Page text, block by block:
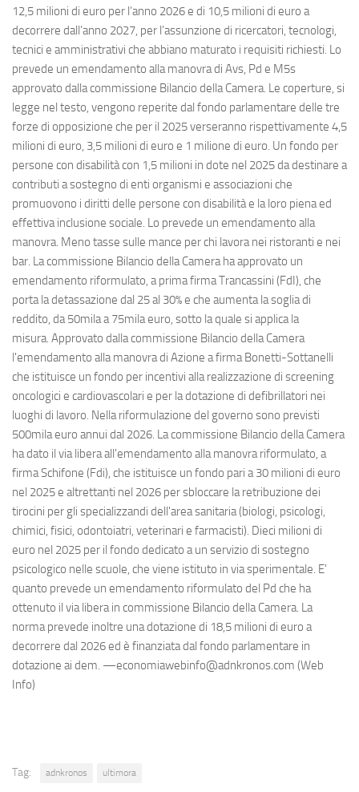
12,5 milioni di euro per l’anno 2026 e di 10,5 milioni di euro a
decorrere dall’anno 2027, per l’assunzione di ricercatori, tecnologi,
tecnici e amministrativi che abbiano maturato i requisiti richiesti. Lo
prevede un emendamento alla manovra di Avs, Pd e M5s
approvato dalla commissione Bilancio della Camera. Le coperture, si
legge nel testo, vengono reperite dal fondo parlamentare delle tre
forze di opposizione che per il 2025 verseranno rispettivamente 4,5
milioni di euro, 3,5 milioni di euro e 1 milione di euro. Un fondo per
persone con disabilità con 1,5 milioni in dote nel 2025 da destinare a
contributi a sostegno di enti organismi e associazioni che
promuovono i diritti delle persone con disabilità e la loro piena ed
effettiva inclusione sociale. Lo prevede un emendamento alla
manovra. Meno tasse sulle mance per chi lavora nei ristoranti e nei
bar. La commissione Bilancio della Camera ha approvato un
emendamento riformulato, a prima firma Trancassini (FdI), che
porta la detassazione dal 25 al 30% e che aumenta la soglia di
reddito, da 50mila a 75mila euro, sotto la quale si applica la
misura. Approvato dalla commissione Bilancio della Camera
l'emendamento alla manovra di Azione a firma Bonetti-Sottanelli
che istituisce un fondo per incentivi alla realizzazione di screening
oncologici e cardiovascolari e per la dotazione di defibrillatori nei
luoghi di lavoro. Nella riformulazione del governo sono previsti
500mila euro annui dal 2026. La commissione Bilancio della Camera
ha dato il via libera all'emendamento alla manovra riformulato, a
firma Schifone (Fdi), che istituisce un fondo pari a 30 milioni di euro
nel 2025 e altrettanti nel 2026 per sbloccare la retribuzione dei
tirocini per gli specializzandi dell'area sanitaria (biologi, psicologi,
chimici, fisici, odontoiatri, veterinari e farmacisti). Dieci milioni di
euro nel 2025 per il fondo dedicato a un servizio di sostegno
psicologico nelle scuole, che viene istituto in via sperimentale. E'
quanto prevede un emendamento riformulato del Pd che ha
ottenuto il via libera in commissione Bilancio della Camera. La
norma prevede inoltre una dotazione di 18,5 milioni di euro a
decorrere dal 2026 ed è finanziata dal fondo parlamentare in
dotazione ai dem. —economiawebinfo@adnkronos.com (Web
Info)
Tag: adnkronos ultimora